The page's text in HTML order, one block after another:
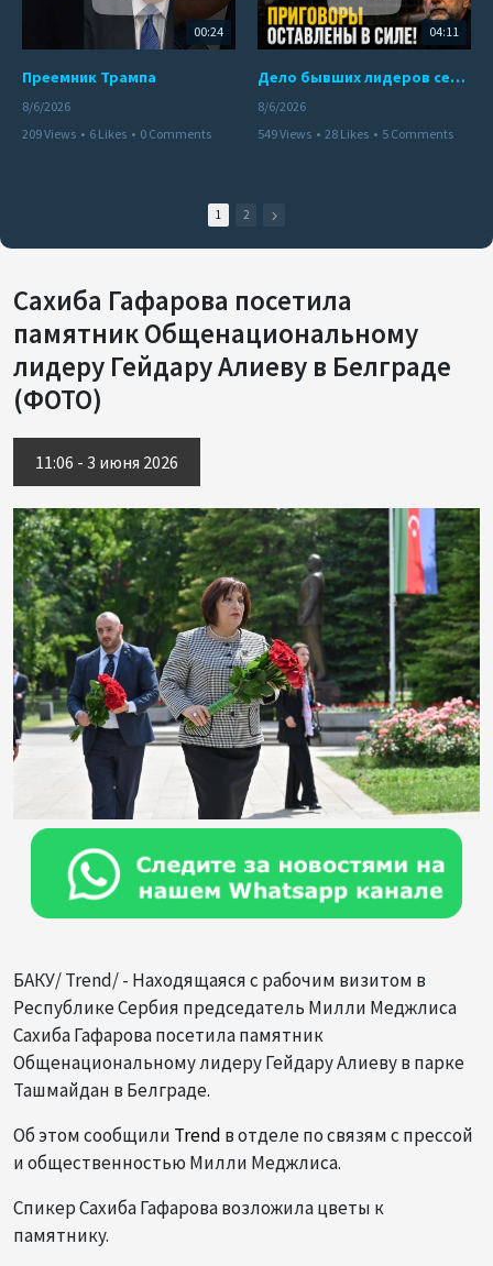
00:24
Преемник Трампа
8/6/2026
209 Views • 6 Likes • 0 Comments
04:11
Дело бывших лидеров сепаратистского режима в Карабахе
8/6/2026
549 Views • 28 Likes • 5 Comments
1 2
Сахиба Гафарова посетила
памятник Общенациональному
лидеру Гейдару Алиеву в Белграде
(ФОТО)
11:06 - 3 июня 2026
БАКУ/ Trend/ - Находящаяся с рабочим визитом в
Республике Сербия председатель Милли Меджлиса
Сахиба Гафарова посетила памятник
Общенациональному лидеру Гейдару Алиеву в парке
Ташмайдан в Белграде.
Об этом сообщили Trend в отделе по связям с прессой
и общественностью Милли Меджлиса.
Спикер Сахиба Гафарова возложила цветы к
памятнику.